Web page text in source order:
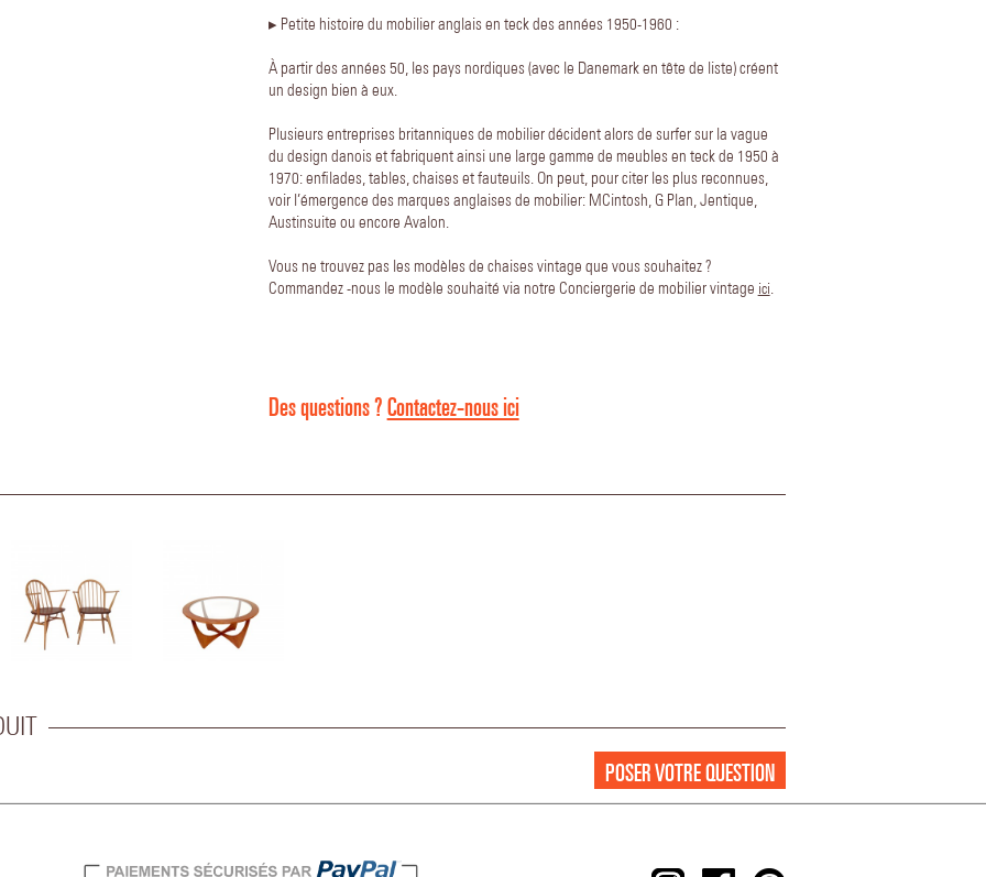
▸ Petite histoire du mobilier anglais en teck des années 1950-1960 :
À partir des années 50, les pays nordiques (avec le Danemark en tête de liste) créent
un design bien à eux.
Plusieurs entreprises britanniques de mobilier décident alors de surfer sur la vague
du design danois et fabriquent ainsi une large gamme de meubles en teck de 1950 à
1970: enfilades, tables, chaises et fauteuils. On peut, pour citer les plus reconnues,
voir l’émergence des marques anglaises de mobilier: MCintosh, G Plan, Jentique,
Austinsuite ou encore Avalon.
Vous ne trouvez pas les modèles de chaises vintage que vous souhaitez ?
Commandez -nous le modèle souhaité via notre Conciergerie de mobilier vintage ici.
Des questions ?Contactez-nous ici
POSER VOTRE QUESTION